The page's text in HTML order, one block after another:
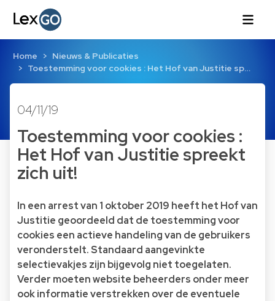
Home
Nieuws & Publicaties
Toestemming voor cookies : Het Hof van Justitie sp…
04/11/19
Toestemming voor cookies :
Het Hof van Justitie spreekt
zich uit!
In een arrest van 1 oktober 2019 heeft het Hof van
Justitie geoordeeld dat de toestemming voor
cookies een actieve handeling van de gebruikers
veronderstelt. Standaard aangevinkte
selectievakjes zijn bijgevolg niet toegelaten.
Verder moeten website beheerders onder meer
ook informatie verstrekken over de eventuele